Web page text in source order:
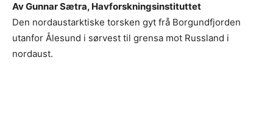
Av Gunnar Sætra, Havforskningsinstituttet
Den nordaustarktiske torsken gyt frå Borgundfjorden
utanfor Ålesund i sørvest til grensa mot Russland i
nordaust.